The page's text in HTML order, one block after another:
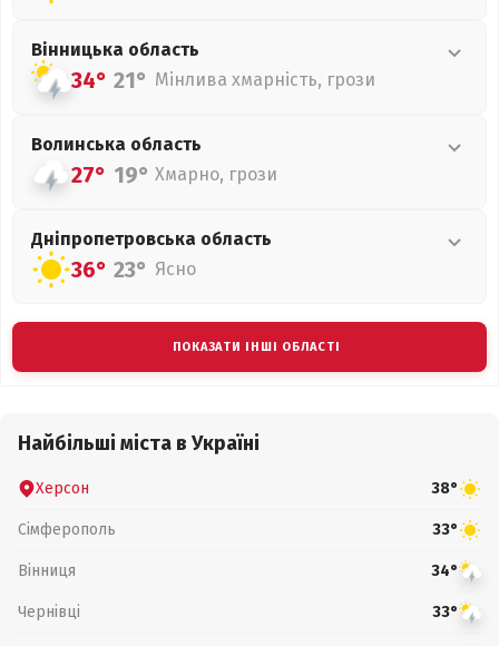
Вінницька область
34° 21° Мінлива хмарність, грози
Волинська область
27° 19° Хмарно, грози
Дніпропетровська область
36° 23° Ясно
ПОКАЗАТИ ІНШІ ОБЛАСТІ
Найбільші міста в Україні
Херсон 38°
Сімферополь 33°
Вінниця 34°
Чернівці 33°